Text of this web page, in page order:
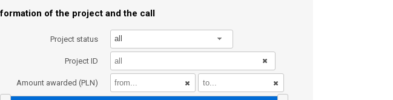
of the project and the call
Project status all
Project ID
Amount awarded (PLN)